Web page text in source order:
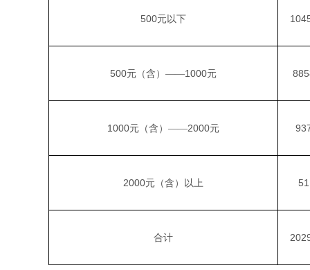
500元以下
500元（含）——1000元
1000元（含）——2000元
2000元（含）以上 51
合计